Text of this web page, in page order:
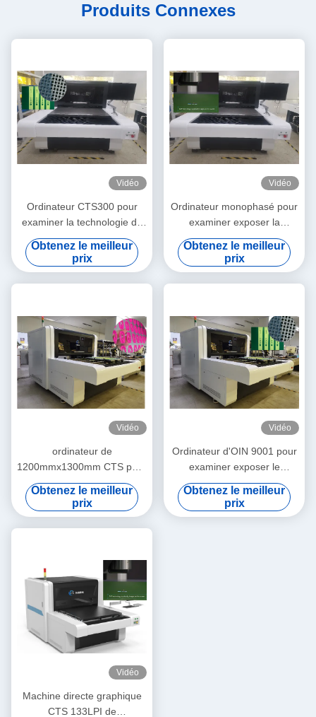
Produits Connexes
Vidéo
Ordinateur CTS300 pour
examiner la technologie de
DLP de la machine 133LPI
DMD
Obtenez le meilleur
prix
Vidéo
Ordinateur monophasé pour
examiner exposer la
machine 220V 2540dpi
Obtenez le meilleur
prix
Vidéo
ordinateur de
1200mmx1300mm CTS pour
examiner l'ajustement
automatique
Obtenez le meilleur
prix
Vidéo
Ordinateur d'OIN 9001 pour
examiner exposer le
décalque de textile de
machine
Obtenez le meilleur
prix
Vidéo
Machine directe graphique
CTS 133LPI de